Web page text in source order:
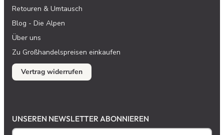
Retouren & Umtausch
Blog - Die Alpen
Über uns
Zu Großhandelspreisen einkaufen
Vertrag widerrufen
UNSEREN NEWSLETTER ABONNIEREN